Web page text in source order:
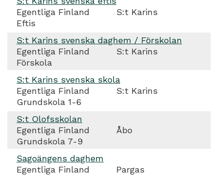
Egentliga Finland
S:t Karins
Eftis
S:t Karins svenska daghem / Förskolan
Egentliga Finland
S:t Karins
Förskola
S:t Karins svenska skola
Egentliga Finland
S:t Karins
Grundskola 1-6
S:t Olofsskolan
Egentliga Finland
Åbo
Grundskola 7-9
Sagoängens daghem
Egentliga Finland
Pargas